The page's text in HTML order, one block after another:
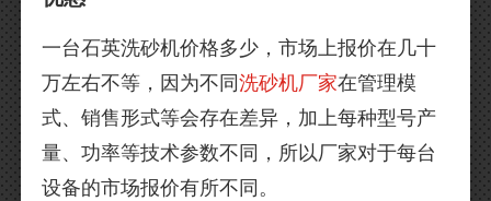
一台石英洗砂机价格多少，市场上报价在几十
万左右不等，因为不同洗砂机厂家在管理模
式、销售形式等会存在差异，加上每种型号产
量、功率等技术参数不同，所以厂家对于每台
设备的市场报价有所不同。